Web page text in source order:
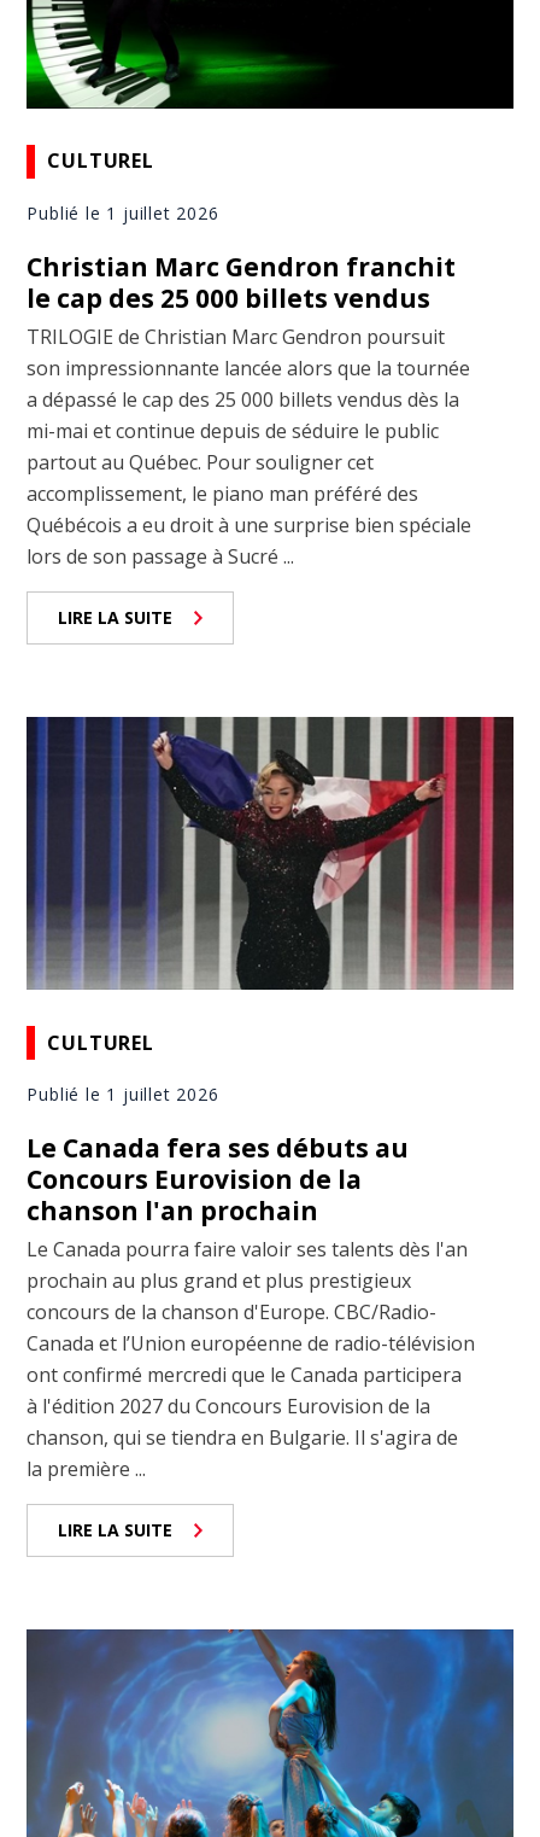
CULTUREL
Publié le 1 juillet 2026
Christian Marc Gendron franchit
le cap des 25 000 billets vendus
TRILOGIE de Christian Marc Gendron poursuit
son impressionnante lancée alors que la tournée
a dépassé le cap des 25 000 billets vendus dès la
mi-mai et continue depuis de séduire le public
partout au Québec. Pour souligner cet
accomplissement, le piano man préféré des
Québécois a eu droit à une surprise bien spéciale
lors de son passage à Sucré ...
LIRE LA SUITE
CULTUREL
Publié le 1 juillet 2026
Le Canada fera ses débuts au
Concours Eurovision de la
chanson l'an prochain
Le Canada pourra faire valoir ses talents dès l'an
prochain au plus grand et plus prestigieux
concours de la chanson d'Europe. CBC/Radio-
Canada et l’Union européenne de radio-télévision
ont confirmé mercredi que le Canada participera
à l'édition 2027 du Concours Eurovision de la
chanson, qui se tiendra en Bulgarie. Il s'agira de
la première ...
LIRE LA SUITE